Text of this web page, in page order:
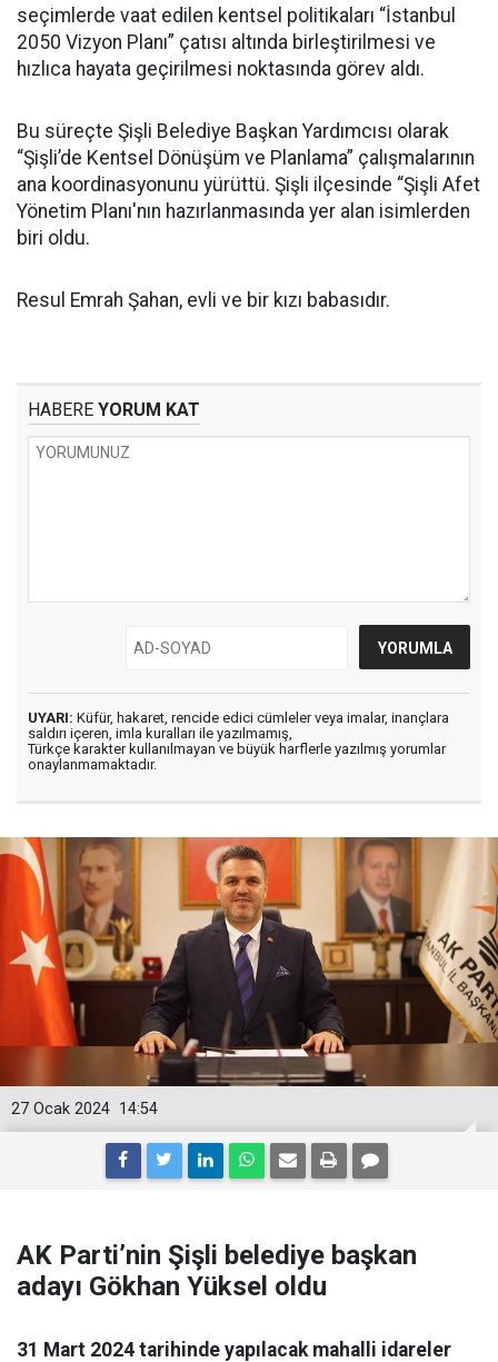
seçimlerde vaat edilen kentsel politikaları “İstanbul
2050 Vizyon Planı” çatısı altında birleştirilmesi ve
hızlıca hayata geçirilmesi noktasında görev aldı.
Bu süreçte Şişli Belediye Başkan Yardımcısı olarak
“Şişli’de Kentsel Dönüşüm ve Planlama” çalışmalarının
ana koordinasyonunu yürüttü. Şişli ilçesinde “Şişli Afet
Yönetim Planı'nın hazırlanmasında yer alan isimlerden
biri oldu.
Resul Emrah Şahan, evli ve bir kızı babasıdır.
HABERE YORUM KAT
UYARI: Küfür, hakaret, rencide edici cümleler veya imalar, inançlara
saldırı içeren, imla kuralları ile yazılmamış,
Türkçe karakter kullanılmayan ve büyük harflerle yazılmış yorumlar
onaylanmamaktadır.
14:54
27 Ocak 2024
AK Parti’nin Şişli belediye başkan
adayı Gökhan Yüksel oldu
31 Mart 2024 tarihinde yapılacak mahalli idareler